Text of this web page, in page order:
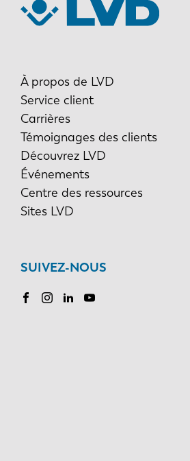
À propos de LVD
Service client
Carrières
Témoignages des clients
Découvrez LVD
Événements
Centre des ressources
Sites LVD
SUIVEZ-NOUS